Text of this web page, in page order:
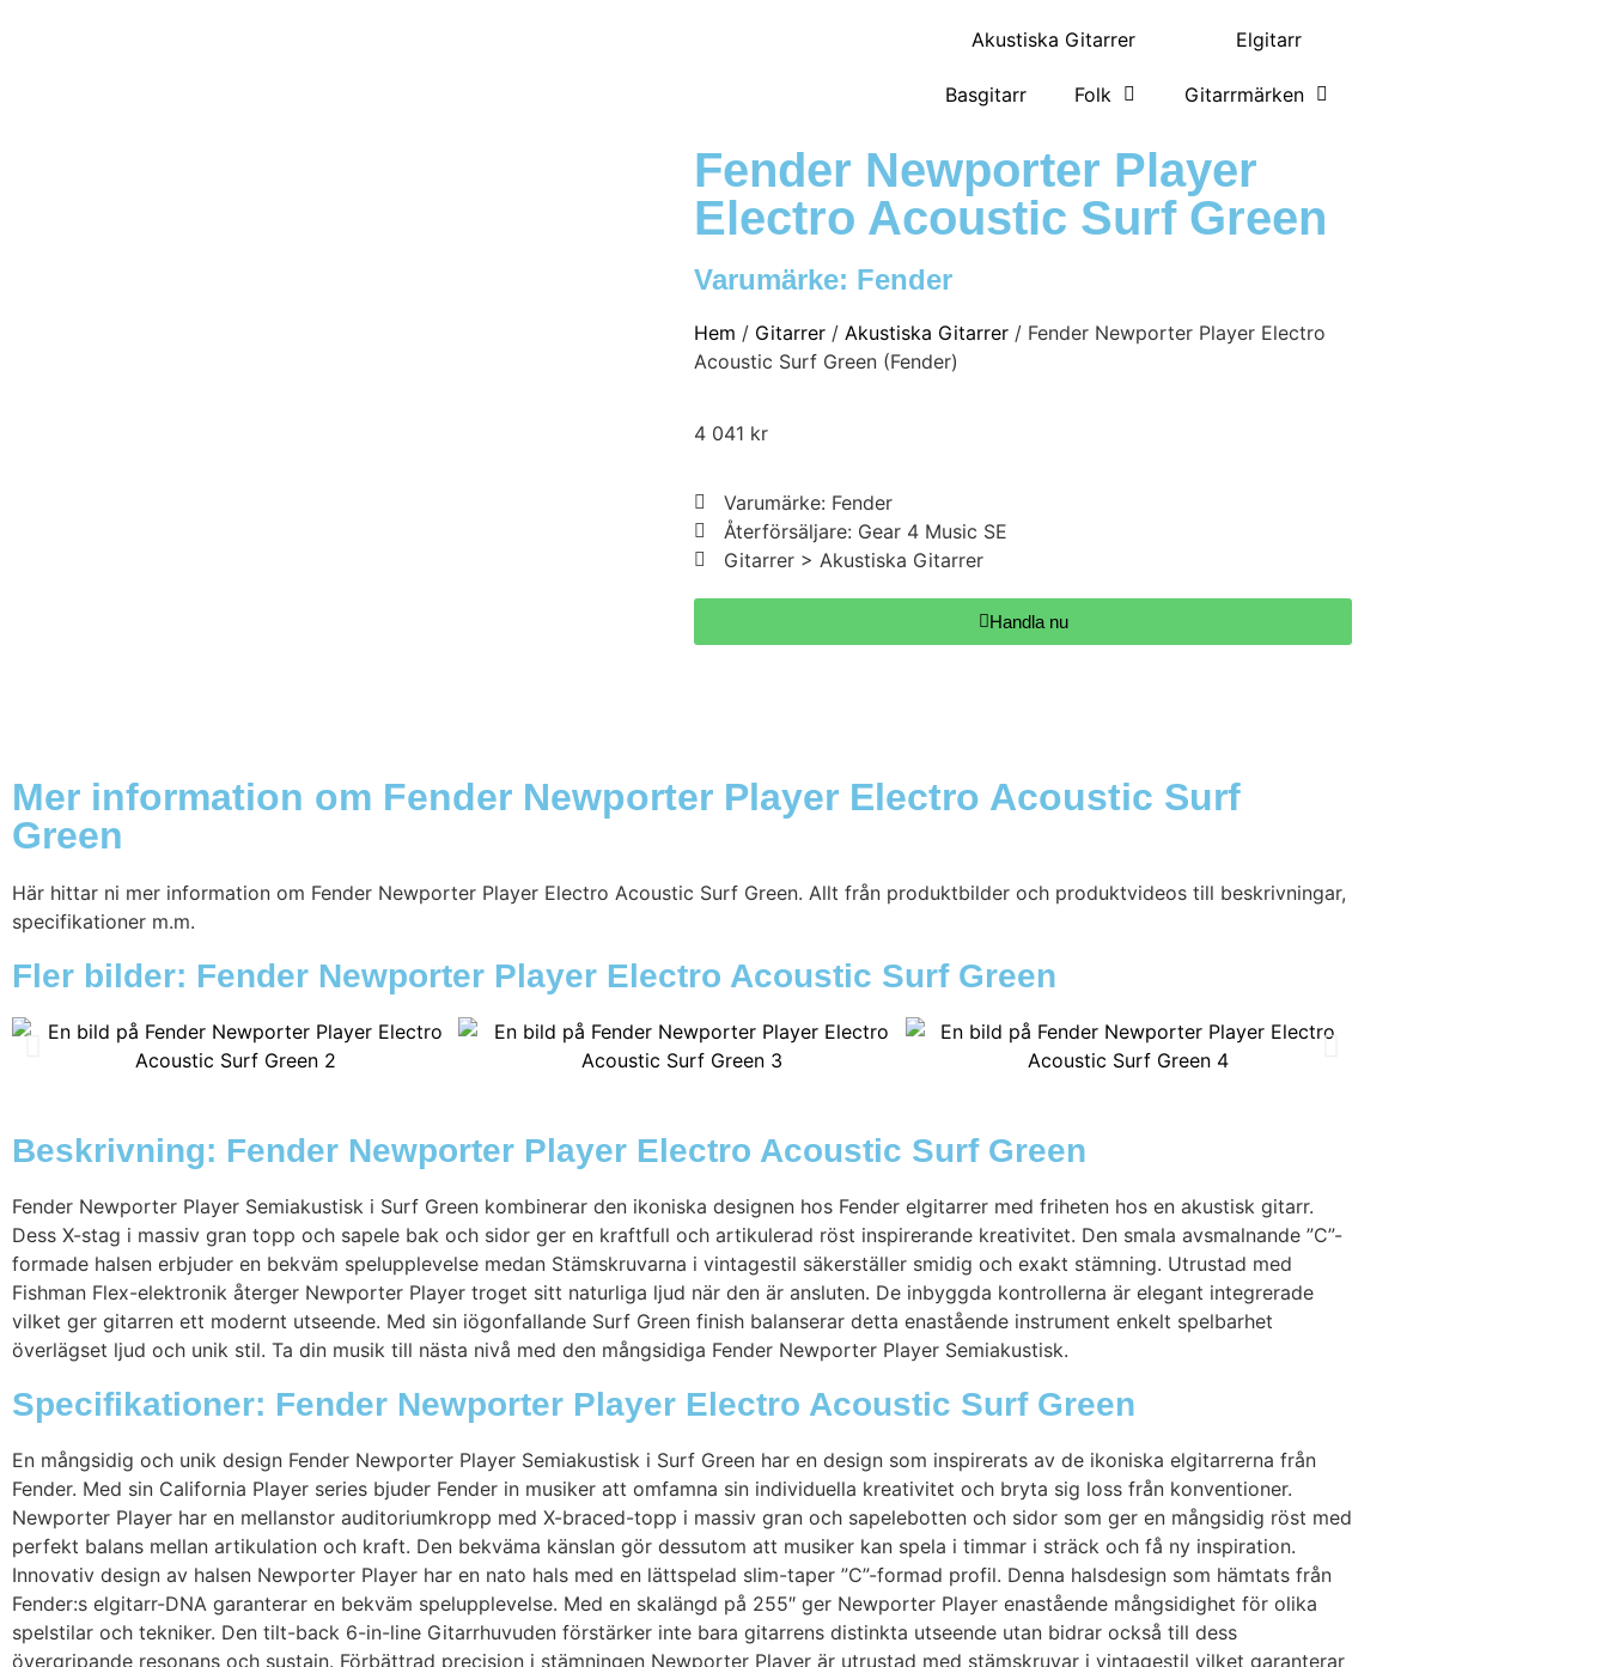
Akustiska Gitarrer Elgitarr
Basgitarr Folk Gitarrmärken
Fender Newporter Player
Electro Acoustic Surf Green
Varumärke: Fender
Hem / Gitarrer / Akustiska Gitarrer / Fender Newporter Player Electro
Acoustic Surf Green (Fender)
4 041 kr
Varumärke: Fender
Återförsäljare: Gear 4 Music SE
Gitarrer > Akustiska Gitarrer
Handla nu
Mer information om Fender Newporter Player Electro Acoustic Surf
Green
Här hittar ni mer information om Fender Newporter Player Electro Acoustic Surf Green. Allt från produktbilder och produktvideos till beskrivningar,
specifikationer m.m.
Fler bilder: Fender Newporter Player Electro Acoustic Surf Green
Beskrivning: Fender Newporter Player Electro Acoustic Surf Green
Fender Newporter Player Semiakustisk i Surf Green kombinerar den ikoniska designen hos Fender elgitarrer med friheten hos en akustisk gitarr.
Dess X-stag i massiv gran topp och sapele bak och sidor ger en kraftfull och artikulerad röst inspirerande kreativitet. Den smala avsmalnande ”C”-
formade halsen erbjuder en bekväm spelupplevelse medan Stämskruvarna i vintagestil säkerställer smidig och exakt stämning. Utrustad med
Fishman Flex-elektronik återger Newporter Player troget sitt naturliga ljud när den är ansluten. De inbyggda kontrollerna är elegant integrerade
vilket ger gitarren ett modernt utseende. Med sin iögonfallande Surf Green finish balanserar detta enastående instrument enkelt spelbarhet
överlägset ljud och unik stil. Ta din musik till nästa nivå med den mångsidiga Fender Newporter Player Semiakustisk.
Specifikationer: Fender Newporter Player Electro Acoustic Surf Green
En mångsidig och unik design Fender Newporter Player Semiakustisk i Surf Green har en design som inspirerats av de ikoniska elgitarrerna från
Fender. Med sin California Player series bjuder Fender in musiker att omfamna sin individuella kreativitet och bryta sig loss från konventioner.
Newporter Player har en mellanstor auditoriumkropp med X-braced-topp i massiv gran och sapelebotten och sidor som ger en mångsidig röst med
perfekt balans mellan artikulation och kraft. Den bekväma känslan gör dessutom att musiker kan spela i timmar i sträck och få ny inspiration.
Innovativ design av halsen Newporter Player har en nato hals med en lättspelad slim-taper ”C”-formad profil. Denna halsdesign som hämtats från
Fender:s elgitarr-DNA garanterar en bekväm spelupplevelse. Med en skalängd på 255″ ger Newporter Player enastående mångsidighet för olika
spelstilar och tekniker. Den tilt-back 6-in-line Gitarrhuvuden förstärker inte bara gitarrens distinkta utseende utan bidrar också till dess
övergripande resonans och sustain. Förbättrad precision i stämningen Newporter Player är utrustad med stämskruvar i vintagestil vilket garanterar